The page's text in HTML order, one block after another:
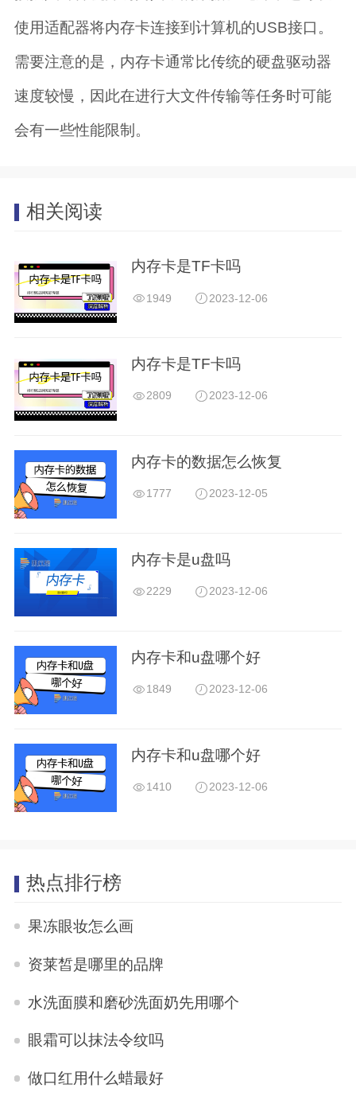
使用适配器将内存卡连接到计算机的USB接口。
需要注意的是，内存卡通常比传统的硬盘驱动器
速度较慢，因此在进行大文件传输等任务时可能
会有一些性能限制。
相关阅读
内存卡是TF卡吗
1949 2023-12-06
内存卡是TF卡吗
2809 2023-12-06
内存卡的数据怎么恢复
1777 2023-12-05
内存卡是u盘吗
2229 2023-12-06
内存卡和u盘哪个好
1849 2023-12-06
内存卡和u盘哪个好
1410 2023-12-06
热点排行榜
果冻眼妆怎么画
资莱皙是哪里的品牌
水洗面膜和磨砂洗面奶先用哪个
眼霜可以抹法令纹吗
做口红用什么蜡最好